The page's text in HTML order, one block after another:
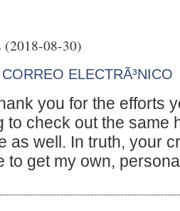
(2018-08-30)
ELECTRÃ³NICO
you for the efforts
to check out the same
as well. In truth, your
to get my own,